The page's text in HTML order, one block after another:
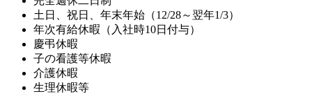
土日、祝日、年末年始（12/28～翌年1/3）
年次有給休暇（入社時10日付与）
慶弔休暇
子の看護等休暇
介護休暇
生理休暇等